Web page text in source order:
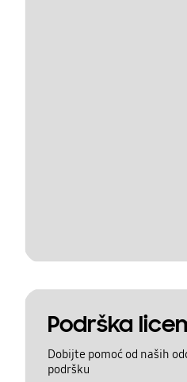
Podrška
Dobijte pomoć od naših
podršku